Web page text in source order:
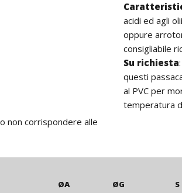
non corrispondere alle
acidi ed agli
oppure
consigliabile
Su richiesta
questi
al PVC per
temperatura
ØA
ØG
S